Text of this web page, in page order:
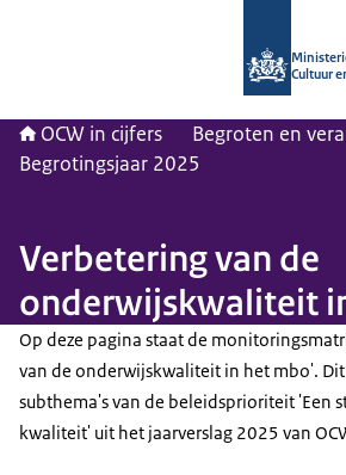
Cultuur
OCW in cijfers
Begroten en
Begrotingsjaar 2025
Verbetering van de
onderwijskwaliteit
Op deze pagina staat de
van de onderwijskwaliteit in het mbo'. Dit
subthema's van de beleidsprioriteit 'Een
kwaliteit' uit het jaarverslag 2025 van